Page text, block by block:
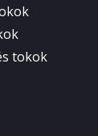
tokok